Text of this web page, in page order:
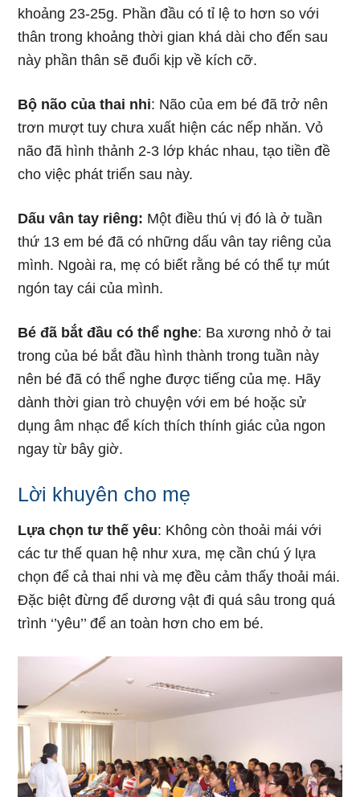
khoảng 23-25g. Phần đầu có tỉ lệ to hơn so với
thân trong khoảng thời gian khá dài cho đến sau
này phần thân sẽ đuổi kịp về kích cỡ.
Bộ não của thai nhi: Não của em bé đã trở nên
trơn mượt tuy chưa xuất hiện các nếp nhăn. Vỏ
não đã hình thảnh 2-3 lớp khác nhau, tạo tiền đề
cho việc phát triển sau này.
Dấu vân tay riêng: Một điều thú vị đó là ở tuần
thứ 13 em bé đã có những dấu vân tay riêng của
mình. Ngoài ra, mẹ có biết rằng bé có thể tự mút
ngón tay cái của mình.
Bé đã bắt đầu có thể nghe: Ba xương nhỏ ở tai
trong của bé bắt đầu hình thành trong tuần này
nên bé đã có thể nghe được tiếng của mẹ. Hãy
dành thời gian trò chuyện với em bé hoặc sử
dụng âm nhạc để kích thích thính giác của ngon
ngay từ bây giờ.
Lời khuyên cho mẹ
Lựa chọn tư thế yêu: Không còn thoải mái với
các tư thế quan hệ như xưa, mẹ cần chú ý lựa
chọn để cả thai nhi và mẹ đều cảm thấy thoải mái.
Đặc biệt đừng để dương vật đi quá sâu trong quá
trình ‘’yêu’’ để an toàn hơn cho em bé.